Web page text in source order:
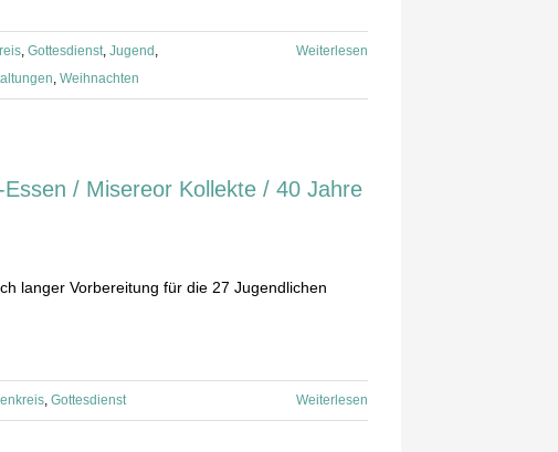
, Gottesdienst, Jugend ,
, Weihnachten
Weiterlesen
/ Misereor Kollekte / 40 Jahre
langer Vorbereitung für die 27 Jugendlichen
, Gottesdienst Weiterlesen